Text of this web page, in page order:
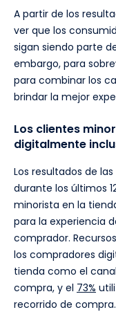
A partir de los
ver que los
sigan siendo parte
embargo, para
para combinar los
brindar la mejor
Los clientes
digitalmente
Los resultados de
durante los últimos
minorista en la
para la experiencia
comprador.
los compradores
tienda como el
compra, y el 73%
recorrido de compra.